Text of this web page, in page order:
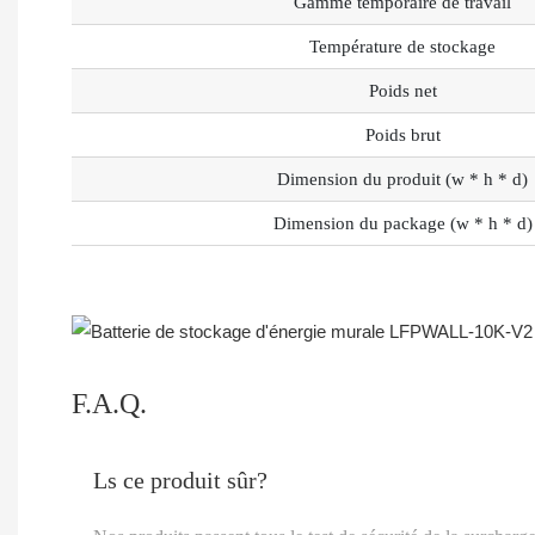
Température de stockage
Poids net
Poids brut
Dimension du produit (w * h * d)
Dimension du package (w * h * d)
F.A.Q.
Ls ce produit sûr?